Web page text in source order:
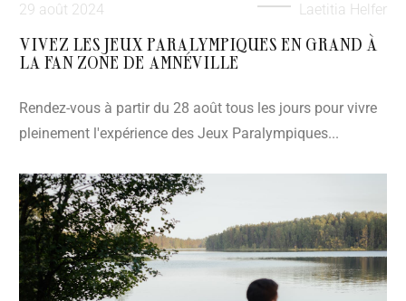
29 août 2024 Laetitia Helfer
VIVEZ LES JEUX PARALYMPIQUES EN GRAND À
LA FAN ZONE DE AMNÉVILLE
Rendez-vous à partir du 28 août tous les jours pour vivre
pleinement l'expérience des Jeux Paralympiques...